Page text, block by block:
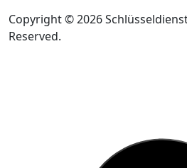
Copyright © 2026
Reserved.